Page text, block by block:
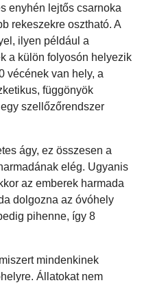
enyhén lejtős csarnoka
rekeszekre osztható. A
ilyen például a
a külön folyosón helyezik
vécének van hely, a
függönyök
szellőzőrendszer
ágy, ez összesen a
elég. Ugyanis
az emberek harmada
dolgozna az óvóhely
pihenne, így 8
mindenkinek
Állatokat nem